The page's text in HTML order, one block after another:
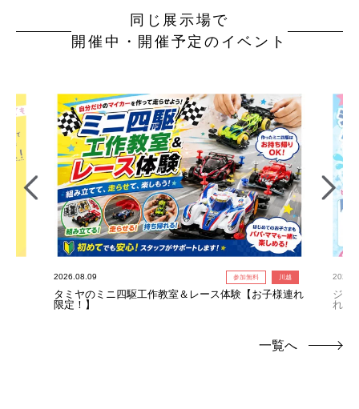
同じ展示場で
開催中・開催予定のイベント
2026.08.09 参加無料 川越
タミヤのミニ四駆工作教室＆レース体験【お子様連れ
限定！】
ジャ
れ限
一覧へ